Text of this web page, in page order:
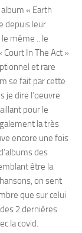
« Earth
depuis leur
même .. le
In The Act »
et rare
se fait par cette
je dire l’oeuvre
pour le
la très
encore une fois
des
être la
on sent
que sur celui
2 dernières
la covid.